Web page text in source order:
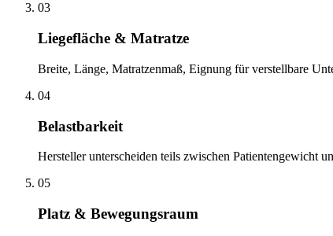
03
Liegefläche & Matratze
Breite, Länge, Matratzenmaß, Eignung für verstellbare
04
Belastbarkeit
Hersteller unterscheiden teils zwischen Patientengewicht
05
Platz & Bewegungsraum